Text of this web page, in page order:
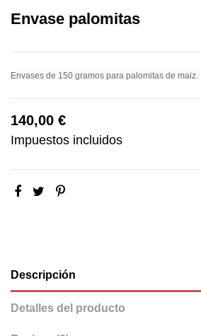
Envase palomitas
Envases de 150 gramos para palomitas de maiz.
140,00 €
Impuestos incluidos
Descripción
Detalles del producto